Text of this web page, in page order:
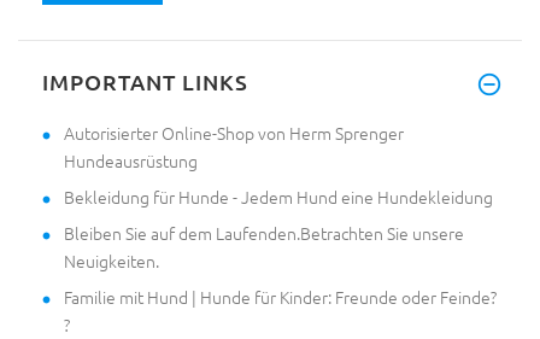
IMPORTANT LINKS
Autorisierter Online-Shop von Herm Sprenger
Hundeausrüstung
Bekleidung für Hunde - Jedem Hund eine Hundekleidung
Bleiben Sie auf dem Laufenden.Betrachten Sie unsere
Neuigkeiten.
Familie mit Hund | Hunde für Kinder: Freunde oder Feinde?
?